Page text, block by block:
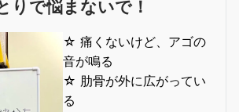
りで悩まないで！
☆ 痛くないけど、アゴの
音が鳴る
☆ 肋骨が外に広がってい
る